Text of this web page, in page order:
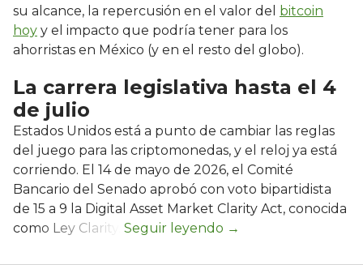
su alcance, la repercusión en el valor del bitcoin
hoy y el impacto que podría tener para los
ahorristas en México (y en el resto del globo).
La carrera legislativa hasta el 4
de julio
Estados Unidos está a punto de cambiar las reglas
del juego para las criptomonedas, y el reloj ya está
corriendo. El 14 de mayo de 2026, el Comité
Bancario del Senado aprobó con voto bipartidista
de 15 a 9 la Digital Asset Market Clarity Act, conocida
como Ley Clarity.